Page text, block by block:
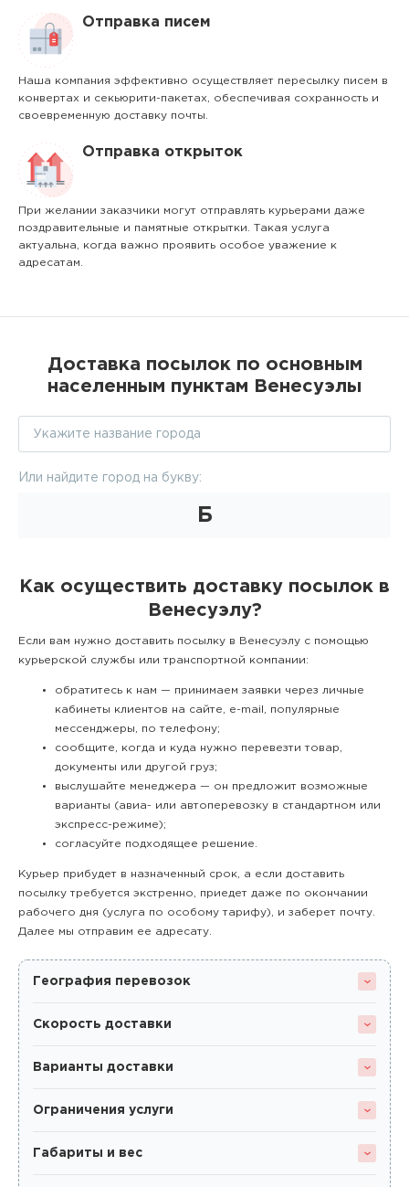
Отправка писем
Наша компания эффективно осуществляет пересылку писем в
конвертах и секьюрити-пакетах, обеспечивая сохранность и
своевременную доставку почты.
Отправка открыток
При желании заказчики могут отправлять курьерами даже
поздравительные и памятные открытки. Такая услуга
актуальна, когда важно проявить особое уважение к
адресатам.
Доставка посылок по основным
населенным пунктам Венесуэлы
Или найдите город на букву:
Б
Как осуществить доставку посылок в
Венесуэлу?
Если вам нужно доставить посылку в Венесуэлу с помощью
курьерской службы или транспортной компании:
обратитесь к нам — принимаем заявки через личные
кабинеты клиентов на сайте, e-mail, популярные
мессенджеры, по телефону;
сообщите, когда и куда нужно перевезти товар,
документы или другой груз;
выслушайте менеджера — он предложит возможные
варианты (авиа- или автоперевозку в стандартном или
экспресс-режиме);
согласуйте подходящее решение.
Курьер прибудет в назначенный срок, а если доставить
посылку требуется экстренно, приедет даже по окончании
рабочего дня (услуга по особому тарифу), и заберет почту.
Далее мы отправим ее адресату.
География перевозок
Скорость доставки
Варианты доставки
Ограничения услуги
Габариты и вес